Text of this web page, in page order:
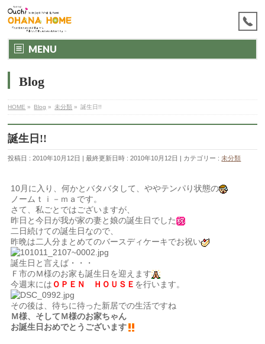
MENU
Blog
HOME » Blog » 未分類 » 誕生日!!
誕生日!!
投稿日 : 2010年10月12日 最終更新日時 : 2010年10月12日 カテゴリー :未分類
10月に入り、何かとバタバタして、ややテンパり状態の
ノームｔｉ－ｍａです。
さて、私ごとではございますが、
昨日と今日が我が家の妻と娘の誕生日でした
二日続けての誕生日なので、
昨晩は二人分まとめてのバースディケーキでお祝い
誕生日と言えば・・・
Ｆ市のＭ様のお家も誕生日を迎えます
今週末には ＯＰＥＮ ＨＯＵＳＥ を行います。
その後は、待ちに待った新居での生活ですね
Ｍ様、そしてＭ様のお家ちゃん
お誕生日おめでとうございます